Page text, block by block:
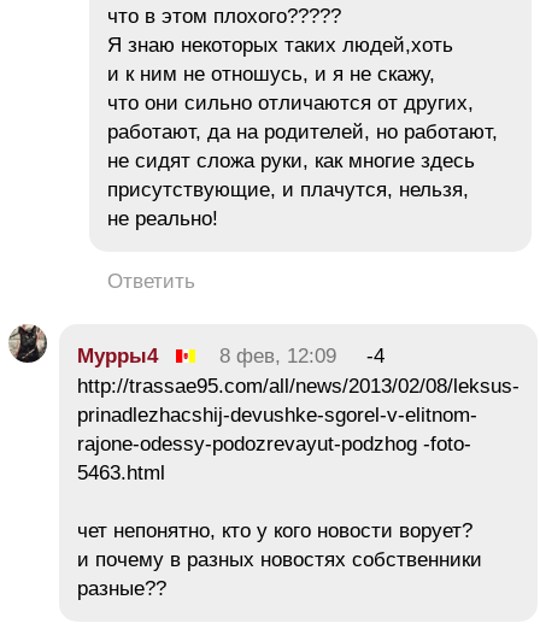
что в этом плохого?????
Я знаю некоторых таких людей,хоть
и к ним не отношусь, и я не скажу,
что они сильно отличаются от других,
работают, да на родителей, но работают,
не сидят сложа руки, как многие здесь
присутствующие, и плачутся, нельзя,
не реально!
Ответить
Мурры4 8 фев, 12:09
-4
http://trassae95.com/all/news/2013/02/08/leksus-
prinadlezhacshij-devushke-sgorel-v-elitnom-
rajone-odessy-podozrevayut-podzhog -foto-
5463.html
чет непонятно, кто у кого новости ворует?
и почему в разных новостях собственники
разные??